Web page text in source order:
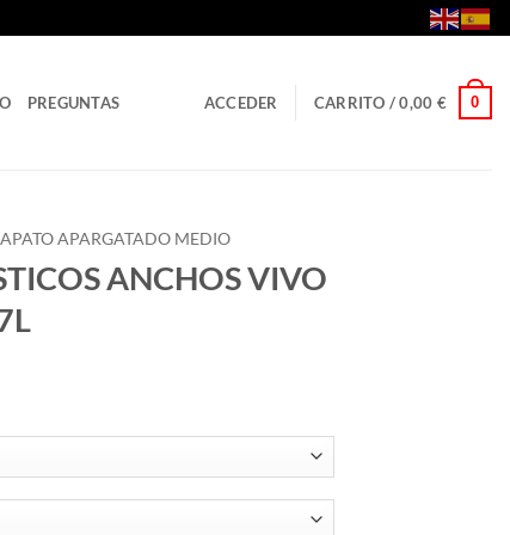
PREGUNTAS ACCEDER CARRITO /0,00 € 0
APARGATADO MEDIO
ANCHOS VIVO